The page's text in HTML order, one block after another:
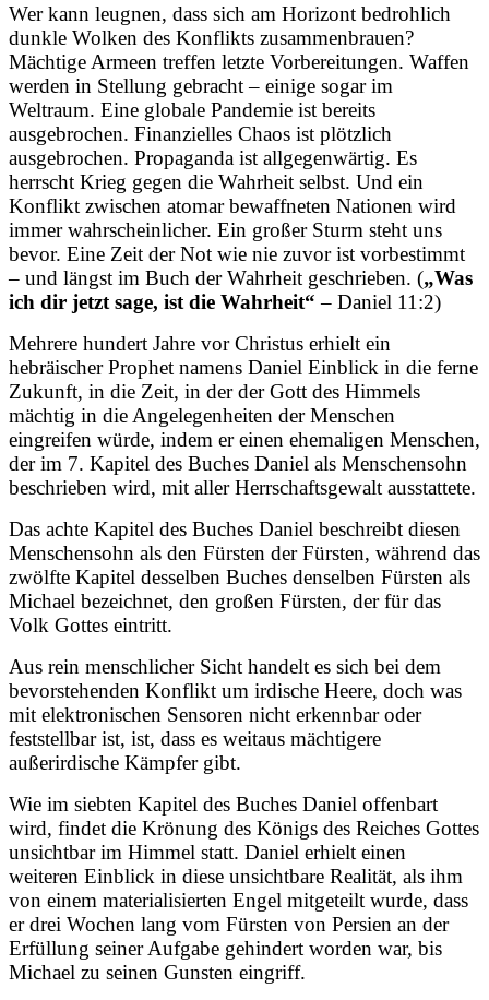
Wer kann leugnen, dass sich am Horizont bedrohlich
dunkle Wolken des Konflikts zusammenbrauen?
Mächtige Armeen treffen letzte Vorbereitungen. Waffen
werden in Stellung gebracht – einige sogar im
Weltraum. Eine globale Pandemie ist bereits
ausgebrochen. Finanzielles Chaos ist plötzlich
ausgebrochen. Propaganda ist allgegenwärtig. Es
herrscht Krieg gegen die Wahrheit selbst. Und ein
Konflikt zwischen atomar bewaffneten Nationen wird
immer wahrscheinlicher. Ein großer Sturm steht uns
bevor. Eine Zeit der Not wie nie zuvor ist vorbestimmt
– und längst im Buch der Wahrheit geschrieben. („Was
ich dir jetzt sage, ist die Wahrheit“ – Daniel 11:2)
Mehrere hundert Jahre vor Christus erhielt ein
hebräischer Prophet namens Daniel Einblick in die ferne
Zukunft, in die Zeit, in der der Gott des Himmels
mächtig in die Angelegenheiten der Menschen
eingreifen würde, indem er einen ehemaligen Menschen,
der im 7. Kapitel des Buches Daniel als Menschensohn
beschrieben wird, mit aller Herrschaftsgewalt ausstattete.
Das achte Kapitel des Buches Daniel beschreibt diesen
Menschensohn als den Fürsten der Fürsten, während das
zwölfte Kapitel desselben Buches denselben Fürsten als
Michael bezeichnet, den großen Fürsten, der für das
Volk Gottes eintritt.
Aus rein menschlicher Sicht handelt es sich bei dem
bevorstehenden Konflikt um irdische Heere, doch was
mit elektronischen Sensoren nicht erkennbar oder
feststellbar ist, ist, dass es weitaus mächtigere
außerirdische Kämpfer gibt.
Wie im siebten Kapitel des Buches Daniel offenbart
wird, findet die Krönung des Königs des Reiches Gottes
unsichtbar im Himmel statt. Daniel erhielt einen
weiteren Einblick in diese unsichtbare Realität, als ihm
von einem materialisierten Engel mitgeteilt wurde, dass
er drei Wochen lang vom Fürsten von Persien an der
Erfüllung seiner Aufgabe gehindert worden war, bis
Michael zu seinen Gunsten eingriff.